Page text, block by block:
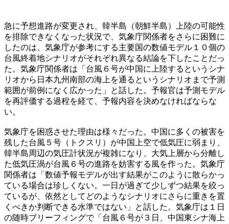
急に予想進路が変更され、韓半島（朝鮮半島）上陸の可能性
を排除できなくなった状況で、気象庁関係者をさらに困難に
したのは、気象庁が参考にする主要国の数値モデル１０個の
台風終着地シナリオがそれぞれ異なる結論を下したことだっ
た。気象庁関係者は「台風６号が中国に上陸するというシナ
リオから日本九州南部の海上を通るというシナリオまで予測
範囲が前例になく広かった」と話した。予報官は予測モデル
を再評価する過程を経て、予報内容を決めなければならな
い。
気象庁を困惑させた理由は様々だった。中国に多くの被害を
残した台風５号（トクスリ）が中国上空で低気圧に弱まり、
韓半島周辺の気圧計状況が複雑になり、大気上層から分離し
た低気圧渦が台風６号の進路を妨害する風を作った。気象庁
関係者は「数値予報モデルが出す結果がこのように散らかっ
ている場合は珍しくない。一日が過ぎて少しずつ結果を絞っ
ているが、依然としてどのようなシナリオにさらに重きを置
くべきか判断できる水準ではない」と話した。気象庁は１日
の随時ブリーフィングで「台風６号が３日、中国東シナ海上